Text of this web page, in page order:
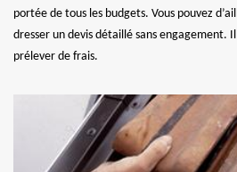
portée de tous les budgets. Vous pouvez
dresser un devis détaillé sans engagement.
prélever de frais.